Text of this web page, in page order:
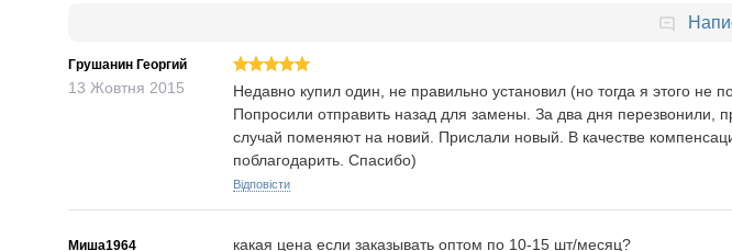
Грушанин Георгий
13 Жовтня 2015
Недавно купил один, не правильно установил (но тогда я этого не
Попросили отправить назад для замены. За два дня перезвонили,
случай поменяют на новий. Прислали новый. В качестве
поблагодарить. Спасибо)
Відповісти
Миша1964 какая цена если заказывать оптом по 10-15 шт/месяц?